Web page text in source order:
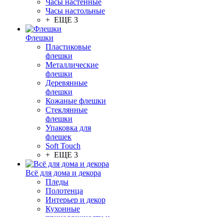
Часы настенные
Часы настольные
+ ЕЩЕ 3
Флешки
Пластиковые
флешки
Металлические
флешки
Деревянные
флешки
Кожаные флешки
Стеклянные
флешки
Упаковка для
флешек
Soft Touch
+ ЕЩЕ 3
Всё для дома и декора
Пледы
Полотенца
Интерьер и декор
Кухонные